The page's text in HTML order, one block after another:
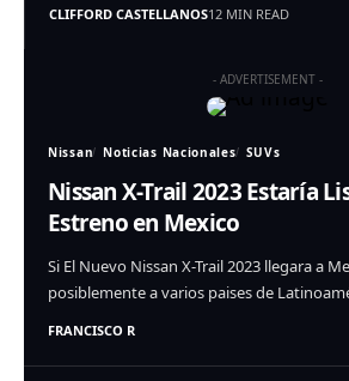
CLIFFORD CASTELLANOS12 MIN READ
- ADVERTISEMENT -
Nissan Noticias Nacionales SUVs
Nissan X-Trail 2023 Estaría
Estreno en Mexico
Si El Nuevo Nissan X-Trail 2023 llegara a
posiblemente a varios paises de
FRANCISCO R